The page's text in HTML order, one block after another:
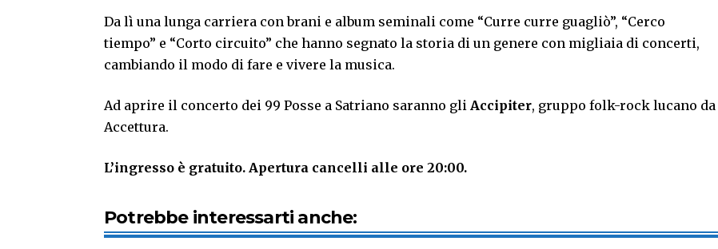
Da lì una lunga carriera con brani e album seminali come “Curre curre guagliò”, “Cerco
tiempo” e “Corto circuito” che hanno segnato la storia di un genere con migliaia di concerti,
cambiando il modo di fare e vivere la musica.
Ad aprire il concerto dei 99 Posse a Satriano saranno gli Accipiter, gruppo folk-rock lucano da
Accettura.
L’ingresso è gratuito. Apertura cancelli alle ore 20:00.
Potrebbe interessarti anche: